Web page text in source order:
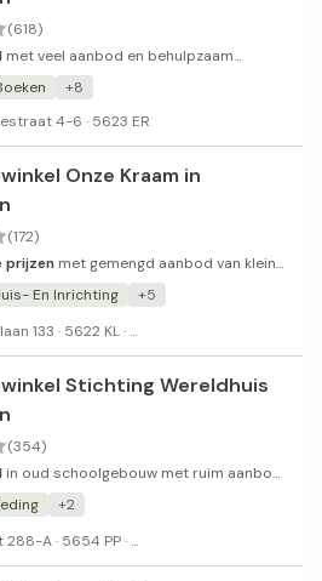
(618)
met veel aanbod en behulpzaam
+8
4-6 · 5623 ER
Onze Kraam in
(172)
prijzen met gemengd aanbod van kleine
En Inrichting
+5
Jan Heynslaan 133 · 5622 KL ·
Stichting Wereldhuis
(354)
in oud schoolgebouw met ruim aanbod
personeel.
+2
Laagstraat 288-A · 5654 PP ·